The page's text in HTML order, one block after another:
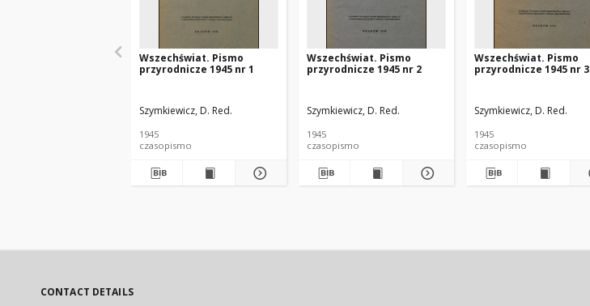
Wszechświat. Pismo
przyrodnicze 1945 nr 1
Szymkiewicz, D. Red.
1945
czasopismo
Wszechświat. Pismo
przyrodnicze 1945 nr 2
Szymkiewicz, D. Red.
1945
czasopismo
Wszechświat. Pismo
przyrodnicze 1945 nr 3
Szymkiewicz, D. Red.
1945
czasopismo
CONTACT DETAILS